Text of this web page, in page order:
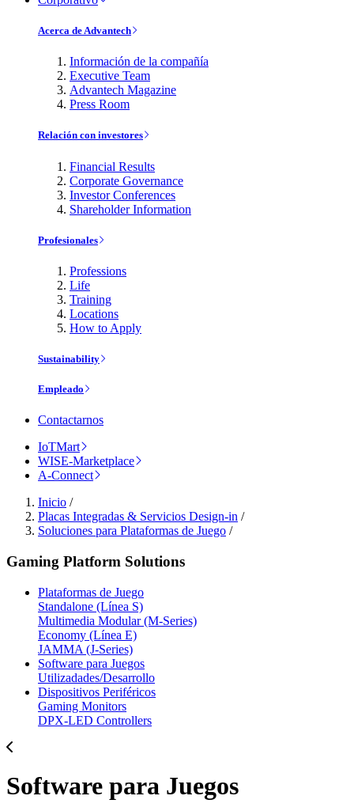
Acerca de Advantech
Información de la compañía
Executive Team
Advantech Magazine
Press Room
Relación con investores
Financial Results
Corporate Governance
Investor Conferences
Shareholder Information
Profesionales
Professions
Life
Training
Locations
How to Apply
Sustainability
Empleado
Contactarnos
IoTMart
WISE-Marketplace
A-Connect
Inicio /
Placas Integradas & Servicios Design-in /
Soluciones para Plataformas de Juego /
Gaming Platform Solutions
Plataformas de Juego
Standalone (Línea S)
Multimedia Modular (M-Series)
Economy (Línea E)
JAMMA (J-Series)
Software para Juegos
Utilizadades/Desarrollo
Dispositivos Periféricos
Gaming Monitors
DPX-LED Controllers
Software para Juegos